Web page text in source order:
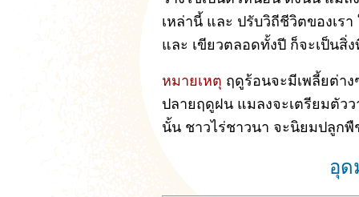
เหล่านี้ และ ปรับวิถีชีวิตของเร
และ เขียวตลอดทั้งปี ก็จะเป็นสิ่
หมายเหตุ ฤดูร้อนจะมีเพลี้ยต่า
ปลายฤดูฝน แมลงจะเตรียมตัว
นั้น ชาวไร่ชาวนา จะนิยมปลูกพื
อุด